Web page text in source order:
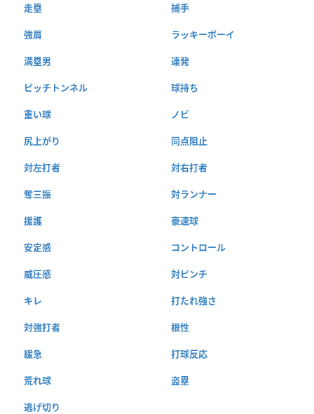
走塁 捕手
強肩 ラッキーボーイ
満塁男 連発
ピッチトンネル 球持ち
重い球 ノビ
尻上がり 同点阻止
対左打者 対右打者
奪三振 対ランナー
援護 豪速球
安定感 コントロール
威圧感 対ピンチ
キレ 打たれ強さ
対強打者 根性
緩急 打球反応
荒れ球 盗塁
逃げ切り